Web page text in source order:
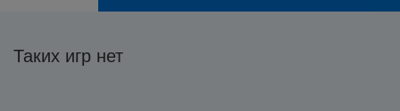
Таких игр нет